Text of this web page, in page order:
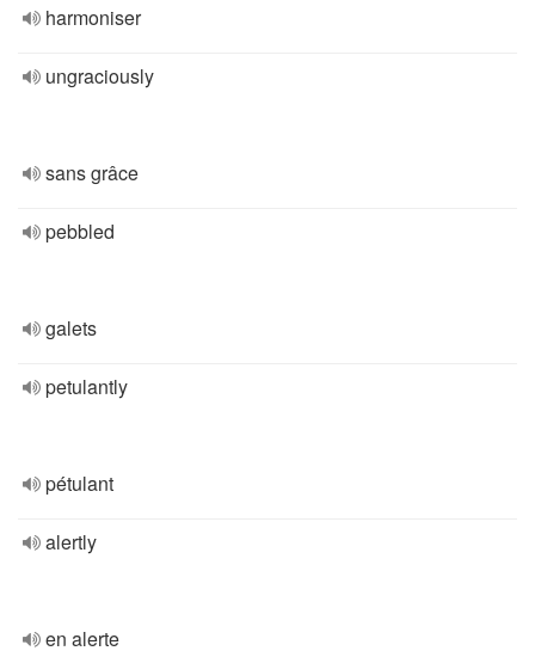
harmoniser
ungraciously
sans grâce
pebbled
galets
petulantly
pétulant
alertly
en alerte